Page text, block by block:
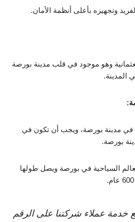
وتجهيزه بأعلى أنظمة الأمان.
وهو موجود في قلب مدينة بورصة
المدينة.
في مدينة بورصة، ويجب أن تكون في
بورصة.
السياحية في بورصة ويصل طولها
خدمة عملاء شركتنا على الرقم